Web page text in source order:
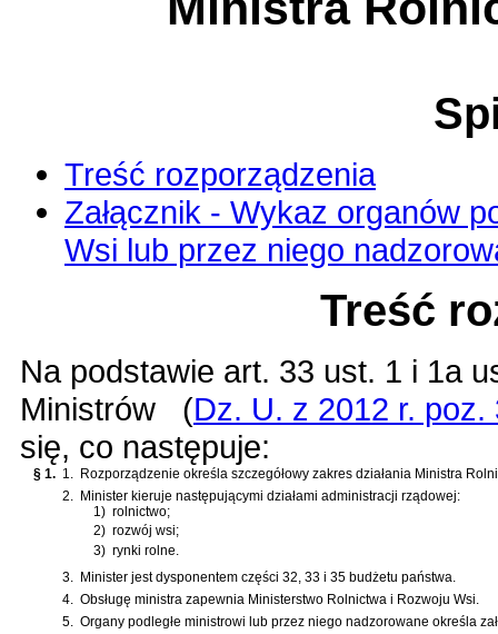
Treść rozporządzenia
Załącznik - Wykaz organów
Wsi lub przez niego
Treść
Na podstawie art. 33 ust. 1 i 1a
Ministrów
(Dz. U. z 2012 r. poz.
się, co następuje:
§ 1. 1. Rozporządzenie określa szczegółowy zakres działania Ministra
2. Minister kieruje następującymi działami administracji rządowej:
1) rolnictwo;
2) rozwój wsi;
3) rynki rolne.
3.
Minister jest dysponentem części 32, 33 i 35 budżetu państwa.
4.
Obsługę ministra zapewnia Ministerstwo Rolnictwa i Rozwoju Wsi.
5.
Organy podległe ministrowi lub przez niego nadzorowane określa